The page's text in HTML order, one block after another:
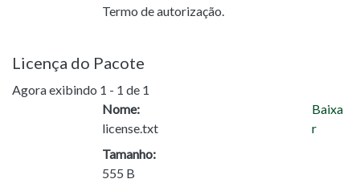
Termo de autorização.
Licença do Pacote
Agora exibindo 1 - 1 de 1
Nome:
license.txt
Tamanho:
555 B
Baixa
r